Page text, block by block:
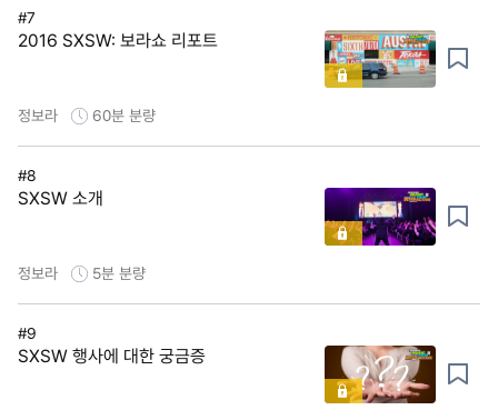
#7
2016 SXSW: 보라쇼 리포트
정보라 60분 분량
#8
SXSW 소개
정보라 5분 분량
#9
SXSW 행사에 대한 궁금증